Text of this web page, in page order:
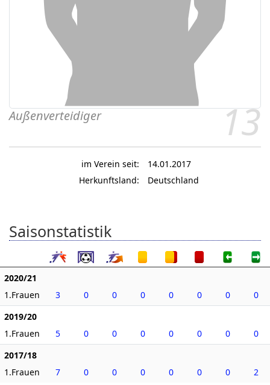
13
Außenverteidiger
im Verein seit:
14.01.2017
Herkunftsland:
Deutschland
Saisonstatistik
2020/21
1.Frauen
3 0 0 0 0 0 0
0
2019/20
1.Frauen
5 0 0 0 0 0 0
0
2017/18
1.Frauen
7 0 0 0 0 0 0 2